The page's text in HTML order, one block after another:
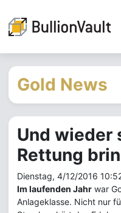
Gold News
Und wieder
Rettung
Dienstag, 4/12/2016
Im laufenden Jahr war
Anlageklasse. Nicht nur